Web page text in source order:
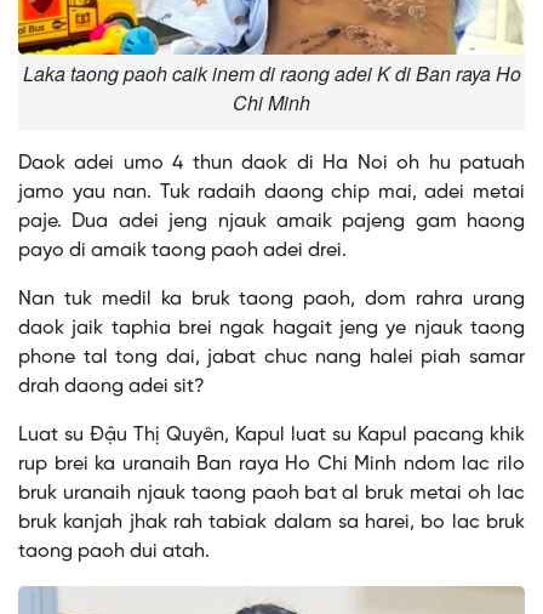
Laka taong paoh caik inem di raong adei K di Ban raya Ho
Chi Minh
Daok adei umo 4 thun daok di Ha Noi oh hu patuah
jamo yau nan. Tuk radaih daong chip mai, adei metai
paje. Dua adei jeng njauk amaik pajeng gam haong
payo di amaik taong paoh adei drei.
Nan tuk medil ka bruk taong paoh, dom rahra urang
daok jaik taphia brei ngak hagait jeng ye njauk taong
phone tal tong dai, jabat chuc nang halei piah samar
drah daong adei sit?
Luat su Đậu Thị Quyên, Kapul luat su Kapul pacang khik
rup brei ka uranaih Ban raya Ho Chi Minh ndom lac rilo
bruk uranaih njauk taong paoh bat al bruk metai oh lac
bruk kanjah jhak rah tabiak dalam sa harei, bo lac bruk
taong paoh dui atah.